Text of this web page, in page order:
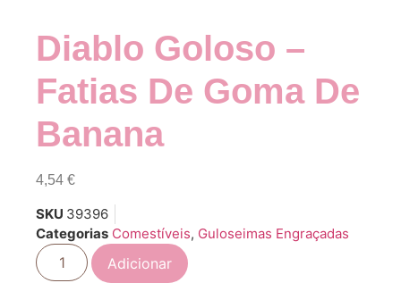
Diablo Goloso –
Fatias De Goma De
Banana
4,54 €
SKU 39396
Categorias Comestíveis, Guloseimas Engraçadas
Adicionar